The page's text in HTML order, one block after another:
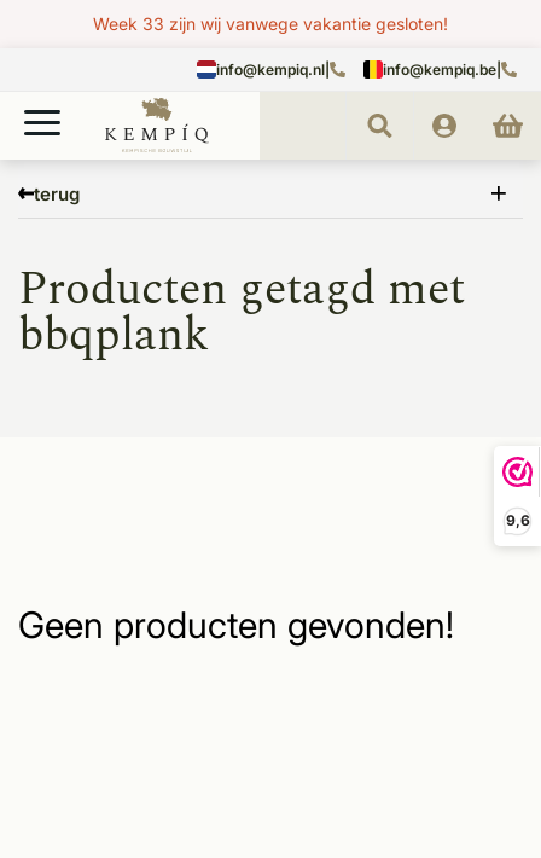
9,6
Week 33 zijn wij vanwege vakantie gesloten!
info@kempiq.nl info@kempiq.be
terug
bbqplank
Producten getagd met
bbqplank
Geen producten gevonden!